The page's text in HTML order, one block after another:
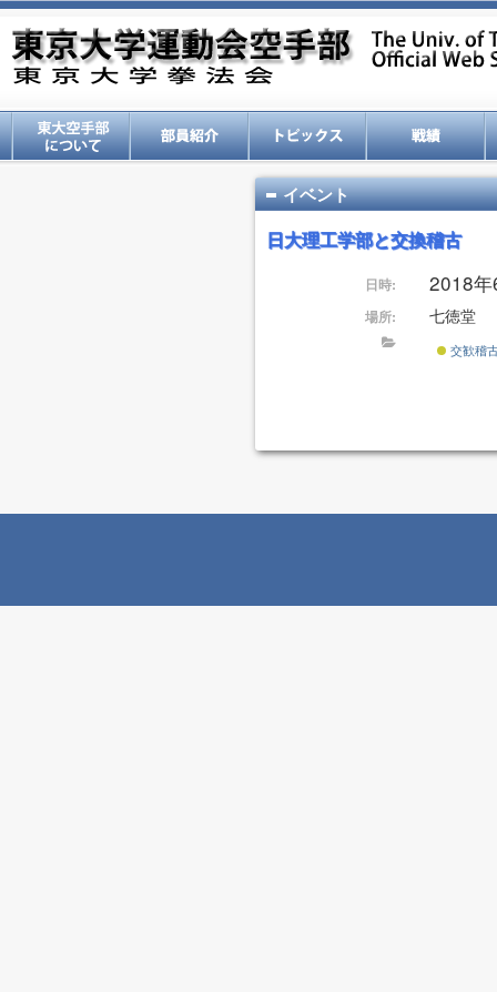
イベント
日大理工学部と交換稽古
日時: 2018
場所: 七徳堂
交歓稽